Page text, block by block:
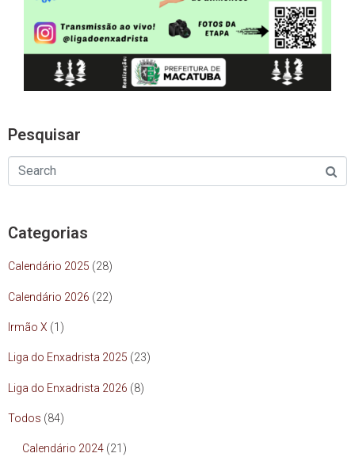
Pesquisar
Categorias
Calendário 2025 (28)
Calendário 2026 (22)
Irmão X (1)
Liga do Enxadrista 2025 (23)
Liga do Enxadrista 2026 (8)
Todos (84)
Calendário 2024 (21)